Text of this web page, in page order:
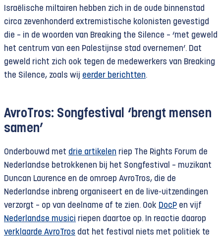
Israëlische miltairen hebben zich in de oude binnenstad
circa zevenhonderd extremistische kolonisten gevestigd
die – in de woorden van Breaking the Silence – ‘met geweld
het centrum van een Palestijnse stad overnemen’. Dat
geweld richt zich ook tegen de medewerkers van Breaking
the Silence, zoals wij eerder berichtten.
AvroTros: Songfestival ‘brengt mensen
samen’
Onderbouwd met drie artikelen riep The Rights Forum de
Nederlandse betrokkenen bij het Songfestival – muzikant
Duncan Laurence en de omroep AvroTros, die de
Nederlandse inbreng organiseert en de live-uitzendingen
verzorgt – op van deelname af te zien. Ook DocP en vijf
Nederlandse musici riepen daartoe op. In reactie daarop
verklaarde AvroTros dat het festival niets met politiek te